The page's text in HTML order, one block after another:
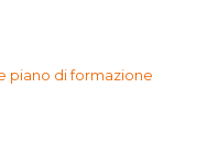
piano di formazione